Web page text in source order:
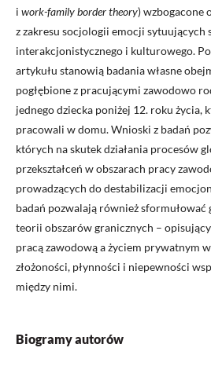
i work-family border theory) wzbogacone
z zakresu socjologii emocji sytuujących
interakcjonistycznego i kulturowego.
artykułu stanowią badania własne
pogłębione z pracującymi zawodowo
jednego dziecka poniżej 12. roku życia,
pracowali w domu. Wnioski z badań
których na skutek działania procesów
przekształceń w obszarach pracy
prowadzących do destabilizacji
badań pozwalają również sformułować
teorii obszarów granicznych –
pracą zawodową a życiem prywatnym
złożoności, płynności i niepewności
między nimi.
Biogramy autorów